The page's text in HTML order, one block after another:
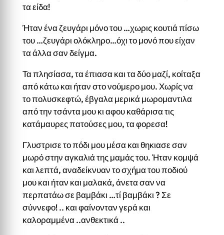
τα είδα!
Ήταν ένα ζευγάρι μόνο του …χωρις κουτιά πίσω
του …ζευγάρι ολόκληρο…όχι το μονό που είχαν
τα άλλα σαν δείγμα.
Τα πλησίασα, τα έπιασα και τα δύο μαζί, κοίταξα
από κάτω και ήταν στο νούμερο μου. Χωρίς να
το πολυσκεφτώ, έβγαλα μερικά μωρομαντιλα
από την τσάντα μου κι αφου καθάρισα τις
κατάμαυρες πατούσες μου, τα φορεσα!
Γλυστρισε το πόδι μου μέσα και θηκιασε σαν
μωρό στην αγκαλιά της μαμάς του. Ήταν κομψά
και λεπτά, αναδείκνυαν το σχήμα του ποδιού
μου και ήταν και μαλακά, άνετα σαν να
περπατάω σε βαμβάκι …τί βαμβάκι ? Σε
σύννεφο! .. και φαίνονταν γερά και
καλοραμμένα ..ανθεκτικά ..